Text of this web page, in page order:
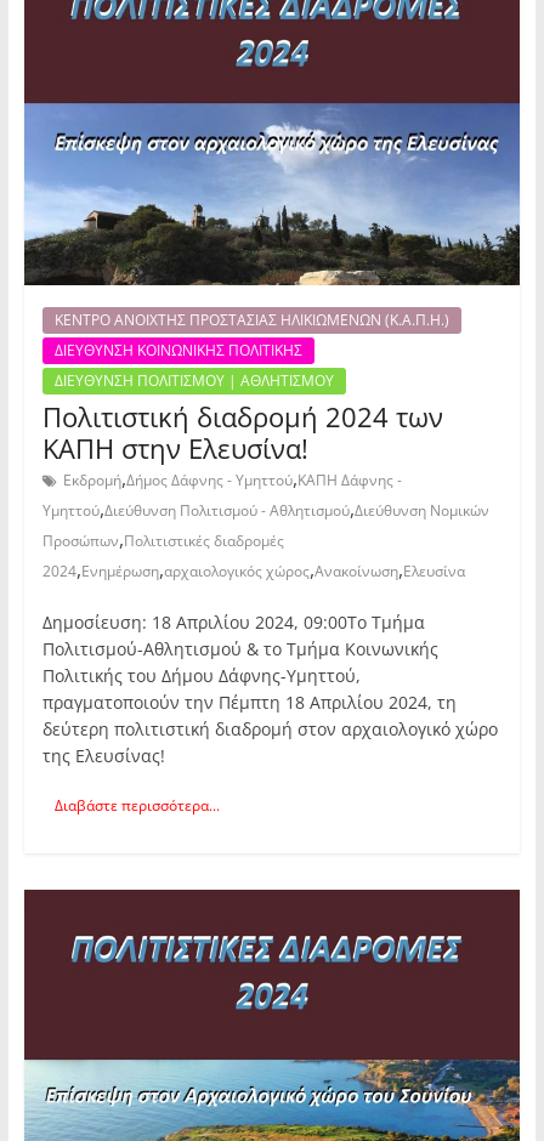
ΚΕΝΤΡΟ ΑΝΟΙΧΤΗΣ ΠΡΟΣΤΑΣΙΑΣ ΗΛΙΚΙΩΜΕΝΩΝ (Κ.Α.Π.Η.)
ΔΙΕΥΘΥΝΣΗ ΚΟΙΝΩΝΙΚΗΣ ΠΟΛΙΤΙΚΗΣ
ΔΙΕΥΘΥΝΣΗ ΠΟΛΙΤΙΣΜΟΥ | ΑΘΛΗΤΙΣΜΟΥ
Πολιτιστική διαδρομή 2024 των
ΚΑΠΗ στην Ελευσίνα!
Εκδρομή,Δήμος Δάφνης - Υμηττού,ΚΑΠΗ Δάφνης -
Υμηττού,Διεύθυνση Πολιτισμού - Αθλητισμού,Διεύθυνση Νομικών
Προσώπων,Πολιτιστικές διαδρομές
2024,Ενημέρωση,αρχαιολογικός χώρος,Ανακοίνωση,Ελευσίνα
Δημοσίευση: 18 Απριλίου 2024, 09:00Το Τμήμα
Πολιτισμού-Αθλητισμού & το Τμήμα Κοινωνικής
Πολιτικής του Δήμου Δάφνης-Υμηττού,
πραγματοποιούν την Πέμπτη 18 Απριλίου 2024, τη
δεύτερη πολιτιστική διαδρομή στον αρχαιολογικό χώρο
της Ελευσίνας!
Διαβάστε περισσότερα...